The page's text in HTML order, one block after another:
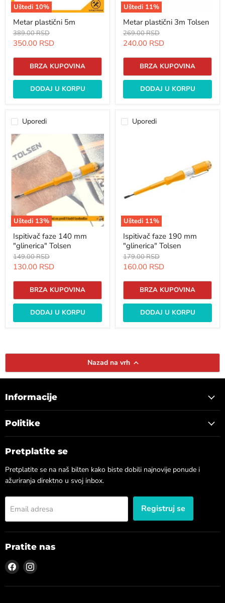
Uštedi 10%
Metar plastični 5m
Originalna
cena
389.00 RSD
Trenutna
350.00 RSD
BRZA KUPOVINA
DODAJ U KORPU
Uštedi 11%
Metar plastični 3m Tolsen
Originalna
cena
269.00 RSD
Trenutna
240.00 RSD
BRZA KUPOVINA
DODAJ U KORPU
Uporedi
Uštedi 13%
Ispitivač
faze
140
mm
"glinerica"
Tolsen
Ispitivač faze 140 mm
"glinerica" Tolsen
Originalna
cena
149.00 RSD
Trenutna
130.00 RSD
BRZA KUPOVINA
DODAJ U KORPU
Uporedi
Uštedi 11%
Ispitivač faze 190 mm
"glinerica" Tolsen
Originalna
cena
179.00 RSD
Trenutna
160.00 RSD
BRZA KUPOVINA
DODAJ U KORPU
Nazad na vrh
Informacije
Politike
Pretplatite se
Pretplatite se na naš bilten kako biste dobili najnovije ponude i
ažuriranja direktno u svoj inbox.
Email adresa Registruj se
Pratite nas
Pronađite
nas
na
Pronađite
na